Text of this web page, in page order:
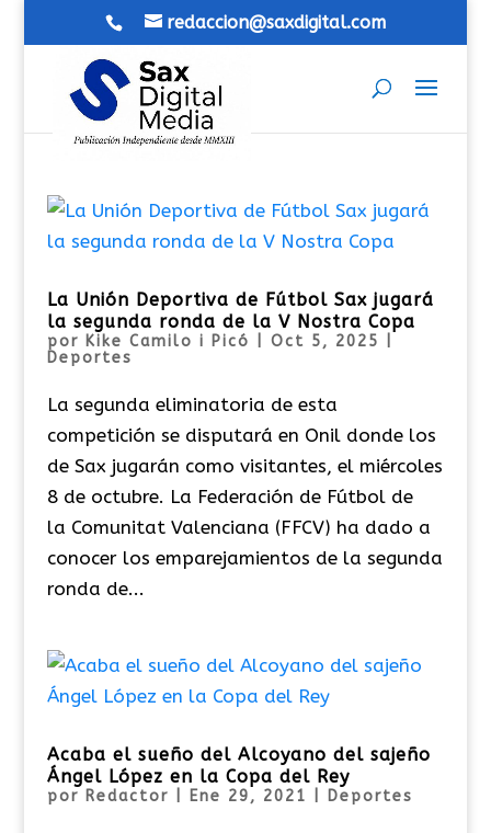
redaccion@saxdigital.com
La Unión Deportiva de Fútbol Sax jugará
la segunda ronda de la V Nostra Copa
por Kike Camilo i Picó Oct 5, 2025
Deportes
La segunda eliminatoria de esta
competición se disputará en Onil donde los
de Sax jugarán como visitantes, el miércoles
8 de octubre. La Federación de Fútbol de
la Comunitat Valenciana (FFCV) ha dado a
conocer los emparejamientos de la segunda
ronda de...
Acaba el sueño del Alcoyano del sajeño
Ángel López en la Copa del Rey
por Redactor Ene 29, 2021 Deportes